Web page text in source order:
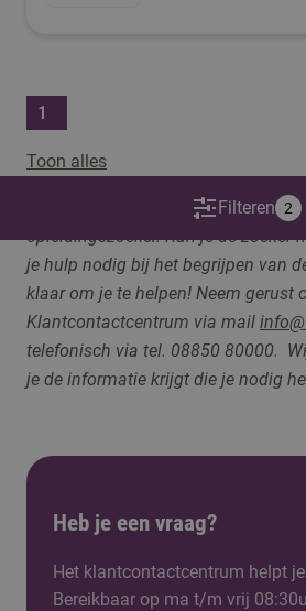
1
Toon alles
Filteren 2
Op deze pagina maken we gebruik
opleidingszoeker. Kan je de zoeker
je hulp nodig bij het begrijpen van
klaar om je te helpen! Neem gerust
Klantcontactcentrum via mail
telefonisch via tel. 08850 80000.
je de informatie krijgt die je nodig
Heb je een vraag?
Het klantcontactcentrum helpt
Bereikbaar op ma t/m vrij